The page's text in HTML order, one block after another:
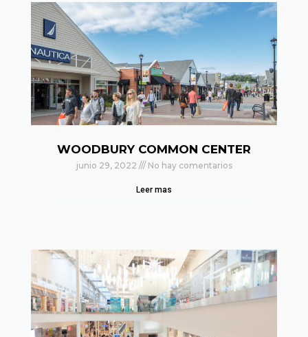
WOODBURY COMMON CENTER
junio 29, 2022 No hay comentarios
Leer mas